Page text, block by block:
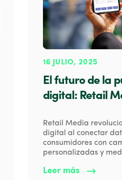
16 JULIO, 2025
El futuro de la
digital: Retail
Retail Media
digital al conectar
consumidores con
personalizadas y
Leer más